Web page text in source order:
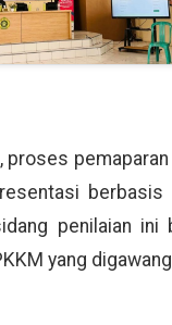
proses
penilaian ini
yang